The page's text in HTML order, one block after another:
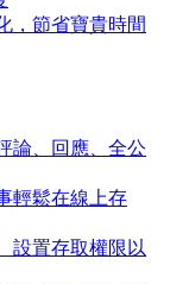
，節省寶貴時間
論、回應、全公
輕鬆在線上存
設置存取權限以